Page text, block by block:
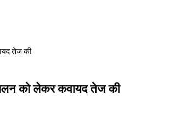
तेज की
को लेकर कवायद तेज की